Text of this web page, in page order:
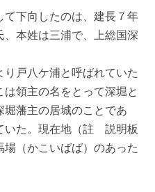
下向したのは、建長７年
、本姓は三浦で、上総国深
戸八ケ浦と呼ばれていた
領主の名をとって深堀と
藩主の居城のことであ
いた。現在地（註 説明板
（かこいばば）のあった